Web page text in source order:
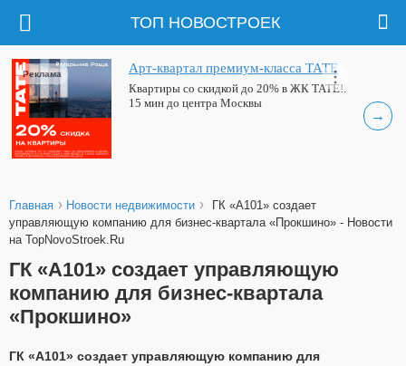
ТОП НОВОСТРОЕК
→
Арт-квартал премиум-класса ТАТЕ
Квартиры со скидкой до 20% в ЖК ТАТЕ!.
15 мин до центра Москвы
Реклама
Главная › Новости недвижимости ›
ГК «А101» создает
управляющую компанию для бизнес-квартала «Прокшино» - Новости
на TopNovoStroek.Ru
ГК «А101» создает управляющую
компанию для бизнес-квартала
«Прокшино»
ГК «А101» создает управляющую компанию для